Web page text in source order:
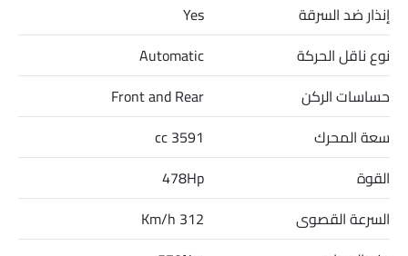
إنذار ضد السرقة
Yes
نوع ناقل الحركة
Automatic
حساسات الركن
Front and Rear
سعة المحرك
3591 cc
القوة
478Hp
السرعة القصوى
312 Km/h